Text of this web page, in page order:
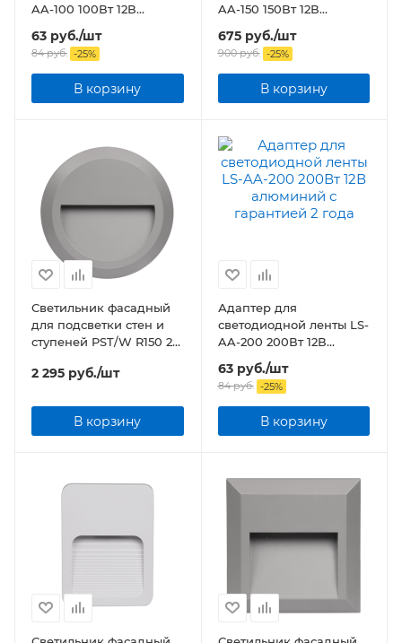
AA-100 100Вт 12В
алюминий
63 руб./шт
84руб. -25%
В корзину
AA-150 150Вт 12В
алюминий
675руб./шт
900руб. -25%
В корзину
Светильник фасадный
для подсветки стен и
ступеней PST/W R150 2w
Jazzway
2 295 руб./шт
В корзину
Адаптер для
светодиодной ленты LS-
AA-200 200Вт 12В
алюминий
63руб./шт
84руб. -25%
В корзину